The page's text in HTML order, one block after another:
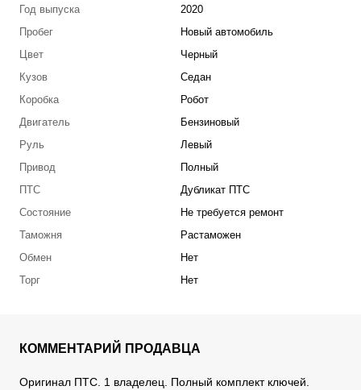
Год выпуска
2020
Пробег
Новый автомобиль
Цвет
Черный
Кузов
Седан
Коробка
Робот
Двигатель
Бензиновый
Руль
Левый
Привод
Полный
ПТС
Дубликат ПТС
Состояние
Не требуется ремонт
Таможня
Растаможен
Обмен
Нет
Торг
Нет
КОММЕНТАРИЙ ПРОДАВЦА
Оригинал ПТС. 1 владелец. Полный комплект ключей.